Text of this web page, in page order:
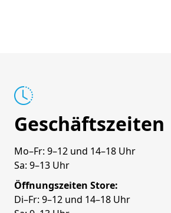
Geschäftszeiten
Mo–Fr: 9–12 und 14–18 Uhr
Sa: 9–13 Uhr
Öffnungszeiten Store:
Di–Fr: 9–12 und 14–18 Uhr